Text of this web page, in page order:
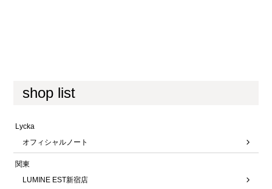
shop list
Lycka
オフィシャルノート
関東
LUMINE EST新宿店